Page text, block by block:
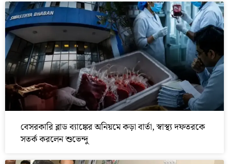
বেসরকারি ব্লাড ব্যাঙ্কের অনিয়মে কড়া বার্তা, স্বাস্থ্য দফতরকে
সতর্ক করলেন শুভেন্দু